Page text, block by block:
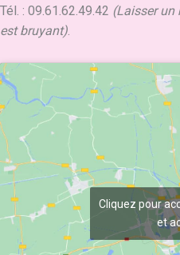
Tél. : 09.61.62.49.42 (Laisser un
est bruyant).
Cliquez pour
et